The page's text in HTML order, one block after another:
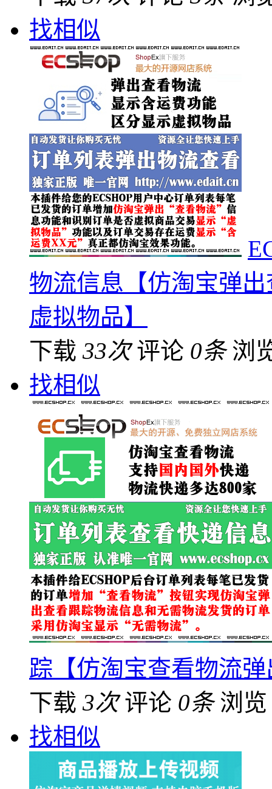
找相似
物流信息【仿淘宝弹
虚拟物品】
下载 33次 评论 0条 浏
找相似
踪【仿淘宝查看物流
下载 3次 评论 0条 浏
找相似